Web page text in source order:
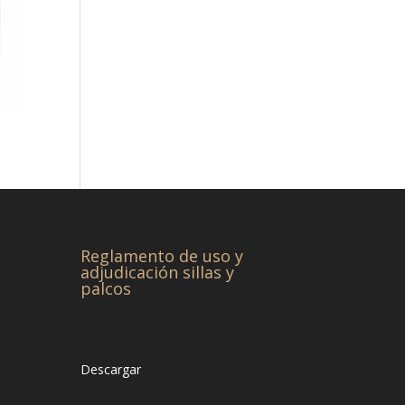
Reglamento de uso y
adjudicación sillas y
palcos
Descargar